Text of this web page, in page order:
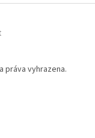
práva vyhrazena.